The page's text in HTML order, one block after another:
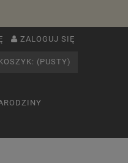
ZALOGUJ SIĘ
(PUSTY)